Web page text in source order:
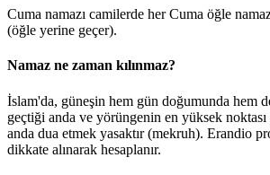
Cuma namazı camilerde her Cuma öğle namazı
(öğle yerine geçer).
Namaz ne zaman kılınmaz?
İslam'da, güneşin hem gün doğumunda hem
geçtiği anda ve yörüngenin en yüksek
anda dua etmek yasaktır (mekruh). Erandio
dikkate alınarak hesaplanır.